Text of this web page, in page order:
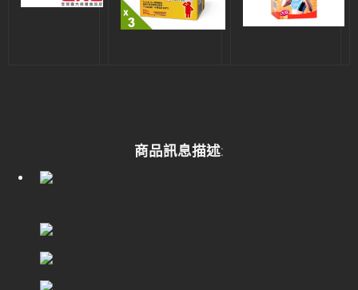
商品訊息描述: